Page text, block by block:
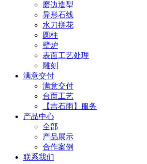
磨边造型
异形石线
水刀拼花
圆柱
壁炉
表面工艺处理
雕刻
满意交付
满意交付
台面工艺
【吉石雨】服务
产品中心
全部
产品展示
合作案例
联系我们